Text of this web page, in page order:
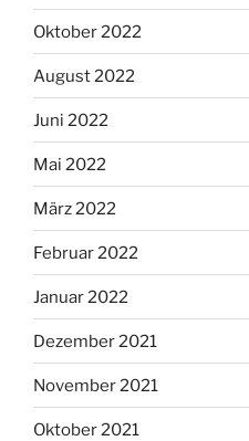
Oktober 2022
August 2022
Juni 2022
Mai 2022
März 2022
Februar 2022
Januar 2022
Dezember 2021
November 2021
Oktober 2021